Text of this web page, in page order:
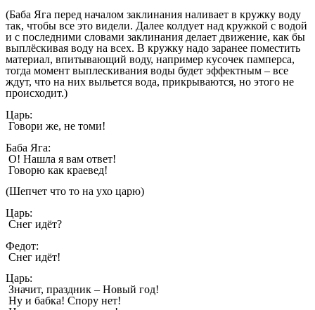
(Баба Яга перед началом заклинания наливает в кружку воду
так, чтобы все это видели. Далее колдует над кружкой с водой
и с последними словами заклинания делает движение, как бы
выплёскивая воду на всех. В кружку надо заранее поместить
материал, впитывающий воду, например кусочек памперса,
тогда момент выплескивания воды будет эффектным – все
ждут, что на них выльется вода, прикрываются, но этого не
происходит.)
Царь:
Говори же, не томи!
Баба Яга:
О! Нашла я вам ответ!
Говорю как краевед!
(Шепчет что то на ухо царю)
Царь:
Снег идёт?
Федот:
Снег идёт!
Царь:
Значит, праздник – Новый год!
Ну и бабка! Спору нет!